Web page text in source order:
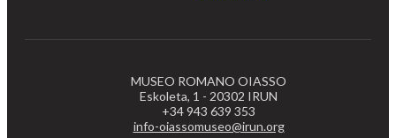
MUSEO ROMANO OIASSO
Eskoleta, 1 - 20302 IRUN
+34 943 639 353
info-oiassomuseo@irun.org